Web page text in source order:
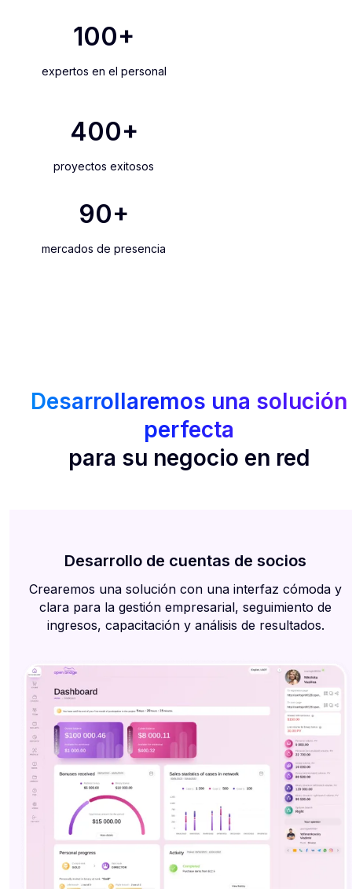
100+
expertos en el personal
400+
proyectos exitosos
90+
mercados de presencia
Desarrollaremos una solución
perfecta
para su negocio en red
Desarrollo de cuentas de socios
Crearemos una solución con una interfaz cómoda y
clara para la gestión empresarial, seguimiento de
ingresos, capacitación y análisis de resultados.